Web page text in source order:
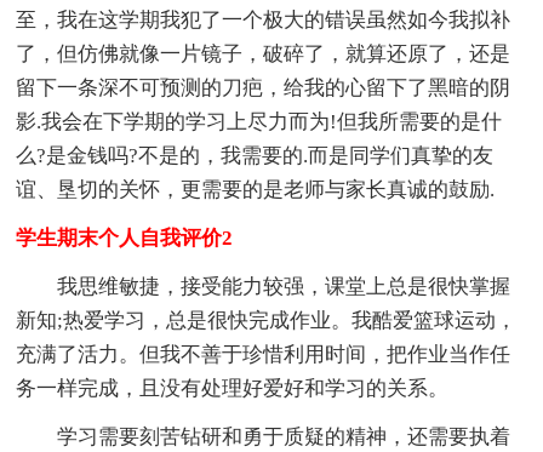
至，我在这学期我犯了一个极大的错误虽然如今我拟补
了，但仿佛就像一片镜子，破碎了，就算还原了，还是
留下一条深不可预测的刀疤，给我的心留下了黑暗的阴
影.我会在下学期的学习上尽力而为!但我所需要的是什
么?是金钱吗?不是的，我需要的.而是同学们真挚的友
谊、垦切的关怀，更需要的是老师与家长真诚的鼓励.
学生期末个人自我评价2
我思维敏捷，接受能力较强，课堂上总是很快掌握
新知;热爱学习，总是很快完成作业。我酷爱篮球运动，
充满了活力。但我不善于珍惜利用时间，把作业当作任
务一样完成，且没有处理好爱好和学习的关系。
学习需要刻苦钻研和勇于质疑的精神，还需要执着